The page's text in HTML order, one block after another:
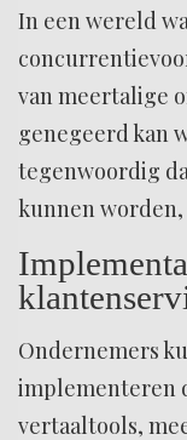
In een wereld
van meertalige
genegeerd kan
tegenwoordig
kunnen worden,
Ondernemers
implementeren
vertaaltools,